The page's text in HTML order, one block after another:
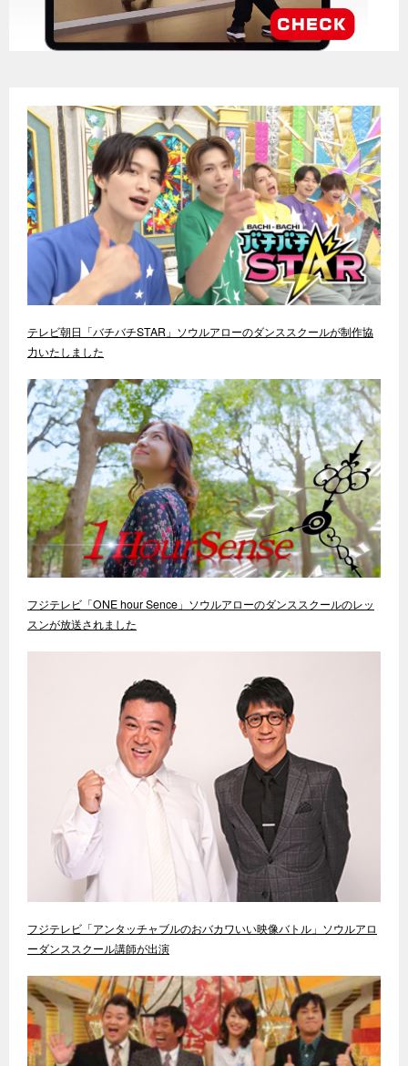
テレビ朝日「バチバチSTAR」ソウルアローのダンススクールが制作協
力いたしました
フジテレビ「ONE hour Sence」ソウルアローのダンススクールのレッ
スンが放送されました
フジテレビ「アンタッチャブルのおバカワいい映像バトル」ソウルアロ
ーダンススクール講師が出演